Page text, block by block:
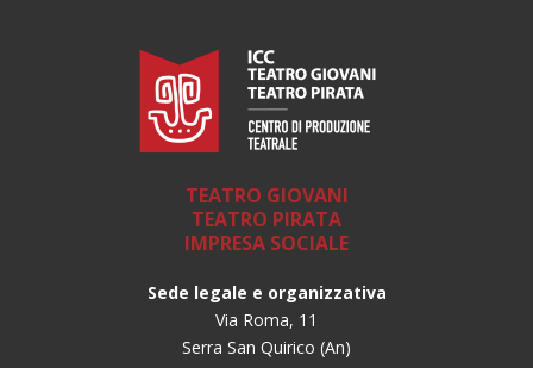
TEATRO GIOVANI
TEATRO PIRATA
IMPRESA SOCIALE
Sede legale e organizzativa
Via Roma, 11
Serra San Quirico (An)